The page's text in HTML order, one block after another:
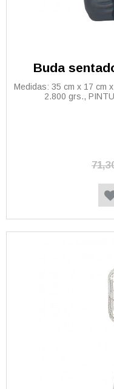
Buda
Medidas: 35 cm x 17 cm
2.800 grs.,